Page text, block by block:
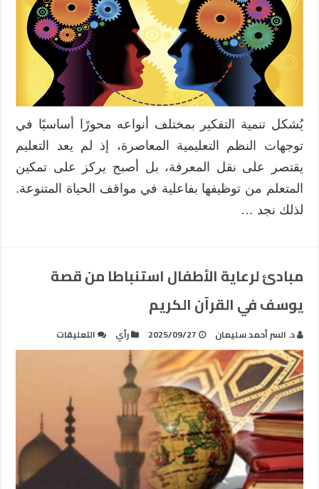
في
السياق
وفق
منهاج
مغلقة
يُشكل تنمية التفكير بمختلف أنواعه محورًا أساسيًا في
توجهات النظم التعليمية المعاصرة، إذ لم يعد التعليم
يقتصر على نقل المعرفة، بل أصبح يركز على تمكين
المتعلم من توظيفها بفاعلية في مواقف الحياة المتنوعة.
لذلك نجد …
مبادئ لرعاية الأطفال استنباطا من قصة
يوسف في القرآن الكريم
د. السر أحمد سليمان 2025/09/27 رأي التعليقات
مبادئ
من
قصة
يوسف
في
القرآن